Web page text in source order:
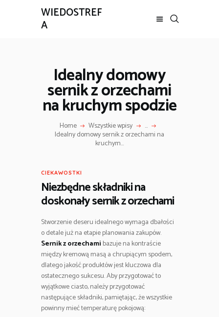
WIEDOSTREF
A
Idealny domowy
sernik z orzechami
na kruchym spodzie
Home Wszystkie wpisy ...
Idealny domowy sernik z orzechami na
kruchym...
CIEKAWOSTKI
Niezbędne składniki na
doskonały sernik z orzechami
Stworzenie deseru idealnego wymaga dbałości
o detale już na etapie planowania zakupów.
Sernik z orzechami bazuje na kontraście
między kremową masą a chrupiącym spodem,
dlatego jakość produktów jest kluczowa dla
ostatecznego sukcesu. Aby przygotować to
wyjątkowe ciasto, należy przygotować
następujące składniki, pamiętając, że wszystkie
powinny mieć temperaturę pokojową: